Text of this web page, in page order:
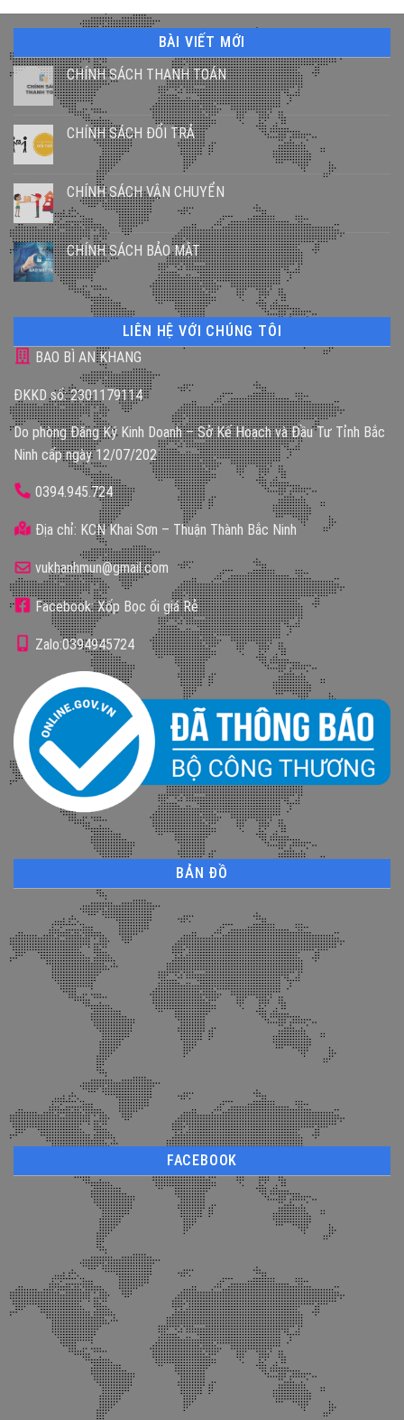
BÀI VIẾT MỚI
CHÍNH SÁCH THANH TOÁN
CHÍNH SÁCH ĐỔI TRẢ
CHÍNH SÁCH VẬN CHUYỂN
CHÍNH SÁCH BẢO MẬT
LIÊN HỆ VỚI CHÚNG TÔI
BAO BÌ AN KHANG
ĐKKD số: 2301179114
Do phòng Đăng Ký Kinh Doanh – Sở Kế Hoạch và Đầu Tư Tỉnh Bắc
Ninh cấp ngày 12/07/202
0394.945.724
Địa chỉ: KCN Khai Sơn – Thuận Thành Bắc Ninh
vukhanhmun@gmail.com
Facebook: Xốp Bọc ổi giá Rẻ
Zalo:0394945724
BẢN ĐỒ
FACEBOOK